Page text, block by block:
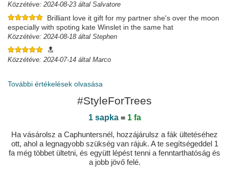
Közzétéve: 2024-08-23 által Salvatore
Brilliant love it gift for my partner she's over the moon
especially with spoting kate Winslet in the same hat
Közzétéve: 2024-08-18 által Stephen
🔝
Közzétéve: 2024-07-14 által Marco
Buen precio, servicio.
További értékelések olvasása
#StyleForTrees
1 sapka= 1 fa
Ha vásárolsz a Caphuntersnél, hozzájárulsz a fák ültetéséhez
ott, ahol a legnagyobb szükség van rájuk. A te segítségeddel 1
fa még többet ültetni, és együtt lépést tenni a fenntarthatóság és
a jobb jövő felé.